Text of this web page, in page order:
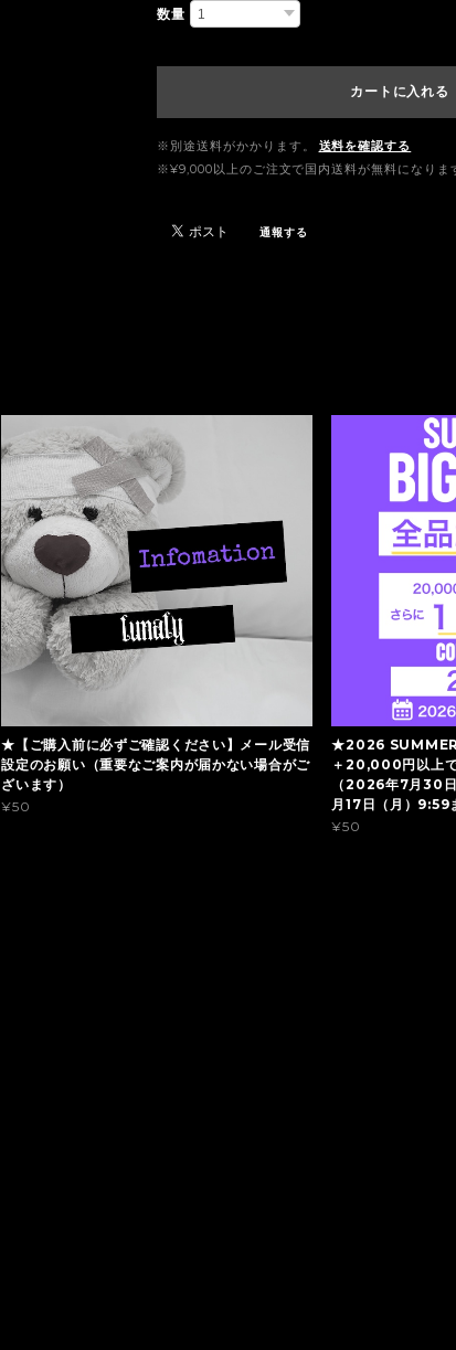
数量
カートに入れる
※別途送料がかかります。
送料を確認する
※¥9,000以上のご注文で国内送料が無料になりま
通報する
★【ご購入前に必ずご確認ください】メール受信
設定のお願い（重要なご案内が届かない場合がご
ざいます）
¥50
★2026
＋20,000円以上
（2026年7月30
月17日（月）9:59
¥50